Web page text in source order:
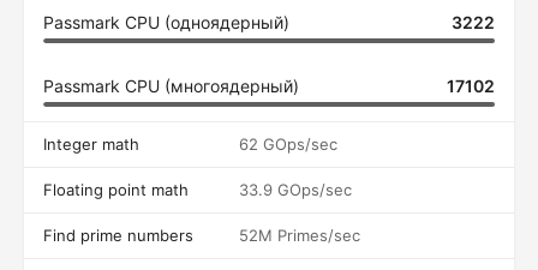
Passmark CPU (одноядерный) 3222
Passmark CPU (многоядерный) 17102
Integer math 62 GOps/sec
Floating point math 33.9 GOps/sec
Find prime numbers 52M Primes/sec